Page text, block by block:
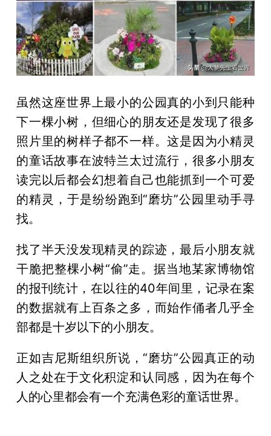
虽然这座世界上最小的公园真的小到只能种
下一棵小树，但细心的朋友还是发现了很多
照片里的树样子都不一样。这是因为小精灵
的童话故事在波特兰太过流行，很多小朋友
读完以后都会幻想着自己也能抓到一个可爱
的精灵，于是纷纷跑到“磨坊”公园里动手寻
找。
找了半天没发现精灵的踪迹，最后小朋友就
干脆把整棵小树“偷”走。据当地某家博物馆
的报刊统计，在以往的40年间里，记录在案
的数据就有上百条之多，而始作俑者几乎全
部都是十岁以下的小朋友。
正如吉尼斯组织所说，“磨坊”公园真正的动
人之处在于文化积淀和认同感，因为在每个
人的心里都会有一个充满色彩的童话世界。